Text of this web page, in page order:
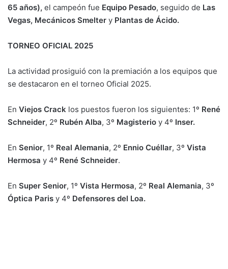
65 años), el campeón fue Equipo Pesado, seguido de Las
Vegas, Mecánicos Smelter y Plantas de Ácido.
TORNEO OFICIAL 2025
La actividad prosiguió con la premiación a los equipos que
se destacaron en el torneo Oficial 2025.
En Viejos Crack los puestos fueron los siguientes: 1º René
Schneider, 2º Rubén Alba, 3º Magisterio y 4º Inser.
En Senior, 1º Real Alemania, 2º Ennio Cuéllar, 3º Vista
Hermosa y 4º René Schneider.
En Super Senior, 1º Vista Hermosa, 2º Real Alemania, 3º
Óptica Paris y 4º Defensores del Loa.